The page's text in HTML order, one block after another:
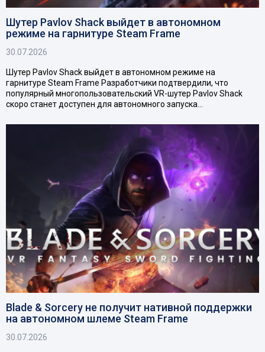
Шутер Pavlov Shack выйдет в автономном
режиме на гарнитуре Steam Frame
30.07.2026
Шутер Pavlov Shack выйдет в автономном режиме на
гарнитуре Steam Frame Разработчики подтвердили, что
популярный многопользовательский VR-шутер Pavlov Shack
скоро станет доступен для автономного запуска…
Blade & Sorcery не получит нативной поддержки
на автономном шлеме Steam Frame
30.07.2026